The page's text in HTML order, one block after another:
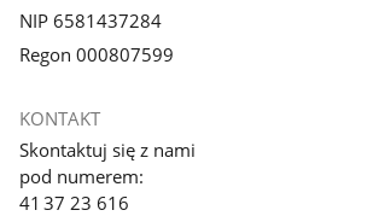
NIP 6581437284
Regon 000807599
KONTAKT
Skontaktuj się z nami
pod numerem:
41 37 23 616